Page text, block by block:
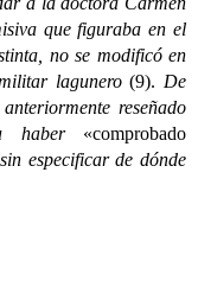
que figuraba en el
no se modificó en
lagunero(9). De
reseñado
haber «comprobado
especificar de dónde